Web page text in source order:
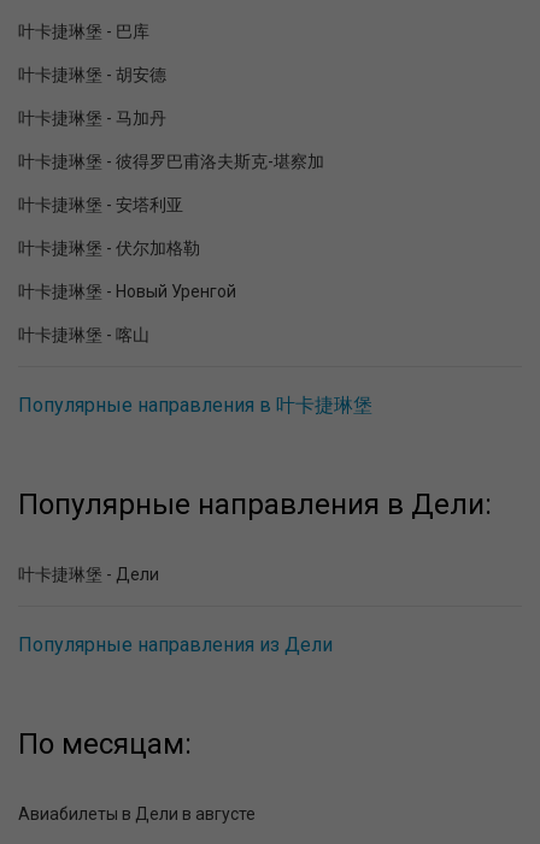
叶卡捷琳堡 - 巴库
叶卡捷琳堡 - 胡安德
叶卡捷琳堡 - 马加丹
叶卡捷琳堡 - 彼得罗巴甫洛夫斯克-堪察加
叶卡捷琳堡 - 安塔利亚
叶卡捷琳堡 - 伏尔加格勒
叶卡捷琳堡 - Новый Уренгой
叶卡捷琳堡 - 喀山
Популярные направления в 叶卡捷琳堡
Популярные направления в Дели:
叶卡捷琳堡 - Дели
Популярные направления из Дели
По месяцам:
Авиабилеты в Дели в августе